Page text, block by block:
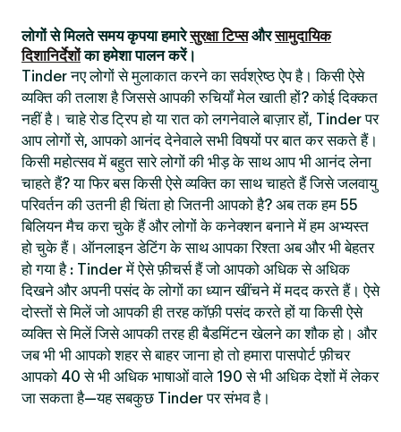
लोगों से मिलते समय कृपया हमारेसुरक्षा टिप्सऔरसामुदायिक
दिशानिर्देशोंका हमेशा पालन करें।
Tinder नए लोगों से मुलाकात करने का सर्वश्रेष्ठ ऐप है। किसी ऐसे
व्यक्ति की तलाश है जिससे आपकी रुचियाँ मेल खाती हों? कोई दिक्कत
नहीं है। चाहे रोड ट्रिप हो या रात को लगनेवाले बाज़ार हों, Tinder पर
आप लोगों से, आपको आनंद देनेवाले सभी विषयों पर बात कर सकते हैं।
किसी महोत्सव में बहुत सारे लोगों की भीड़ के साथ आप भी आनंद लेना
चाहते हैं? या फिर बस किसी ऐसे व्यक्ति का साथ चाहते हैं जिसे जलवायु
परिवर्तन की उतनी ही चिंता हो जितनी आपको है? अब तक हम 55
बिलियन मैच करा चुके हैं और लोगों के कनेक्शन बनाने में हम अभ्यस्त
हो चुके हैं। ऑनलाइन डेटिंग के साथ आपका रिश्ता अब और भी बेहतर
हो गया है : Tinder में ऐसे फ़ीचर्स हैं जो आपको अधिक से अधिक
दिखने और अपनी पसंद के लोगों का ध्यान खींचने में मदद करते हैं। ऐसे
दोस्तों से मिलें जो आपकी ही तरह कॉफ़ी पसंद करते हों या किसी ऐसे
व्यक्ति से मिलें जिसे आपकी तरह ही बैडमिंटन खेलने का शौक हो। और
जब भी भी आपको शहर से बाहर जाना हो तो हमारा पासपोर्ट फ़ीचर
आपको 40 से भी अधिक भाषाओं वाले 190 से भी अधिक देशों में लेकर
जा सकता है—यह सबकुछ Tinder पर संभव है।